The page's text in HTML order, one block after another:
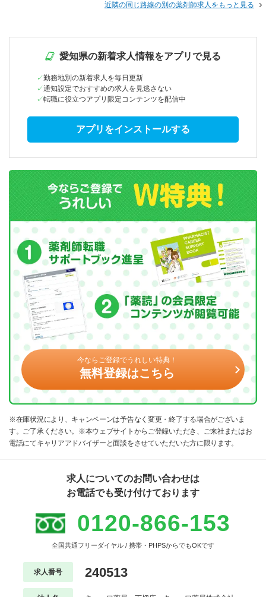
近隣の同じ路線の別の薬剤師求人をもっと見る
愛知県の新着求人情報をアプリで見る
勤務地別の新着求人を毎日更新
通知設定でおすすめの求人を見逃さない
転職に役立つアプリ限定コンテンツを配信中
アプリをインストールする
今ならご登録でうれしい特典！
無料登録はこちら
※在庫状況により、キャンペーンは予告なく変更・終了する場合がございま
す。ご了承ください。※本ウェブサイトからご登録いただき、ご来社またはお
電話にてキャリアアドバイザーと面談をさせていただいた方に限ります。
求人についてのお問い合わせは
お電話でも受け付けております
0120-866-153
全国共通フリーダイヤル / 携帯・PHPSからでもOKです
求人番号 240513